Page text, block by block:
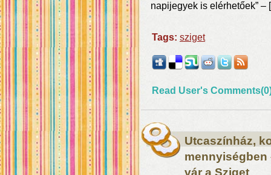
napijegyek is elérhetőek”
Tags: sziget
Read User's
Utcaszínház,
mennyiségben
vár a Sziget